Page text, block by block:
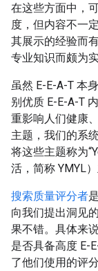
在这些方面中，
度，但内容不一
其展示的经验而
专业知识而颇为实
虽然 E-E-A-T 本
别优质 E-E-A-T
重影响人们健康
主题，我们的系
将这些主题称为
活，简称 YMYL）
搜索质量评分者
向我们提出洞见
果不错。具体来
是否具备高度 E-
了他们使用的评分